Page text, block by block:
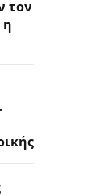
τον
η